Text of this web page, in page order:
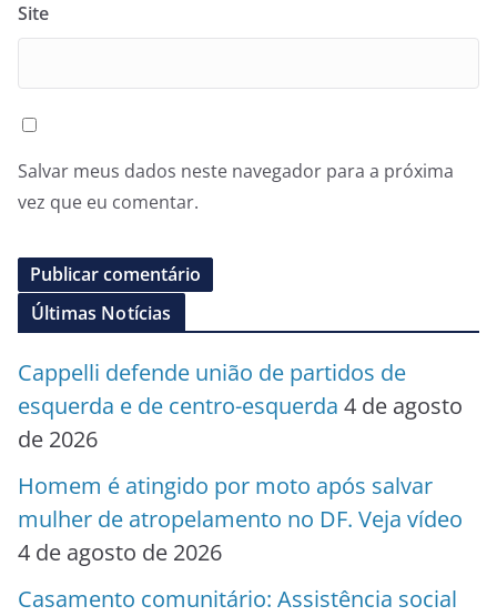
Site
Salvar meus dados neste navegador para a próxima
vez que eu comentar.
Últimas Notícias
Cappelli defende união de partidos de
esquerda e de centro-esquerda 4 de agosto
de 2026
Homem é atingido por moto após salvar
mulher de atropelamento no DF. Veja vídeo
4 de agosto de 2026
Casamento comunitário: Assistência social